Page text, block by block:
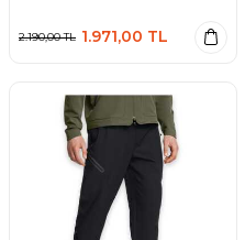
2.190,00TL 1.971,00 TL